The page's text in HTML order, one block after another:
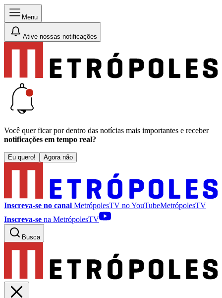
Menu
Ative nossas notificações
Você quer ficar por dentro das notícias mais importantes e receber
notificações em tempo real?
Eu quero! Agora não
Inscreva-se no canal MetrópolesTV noYouTubeMetrópolesTV
Inscreva-se na MetrópolesTV
Busca